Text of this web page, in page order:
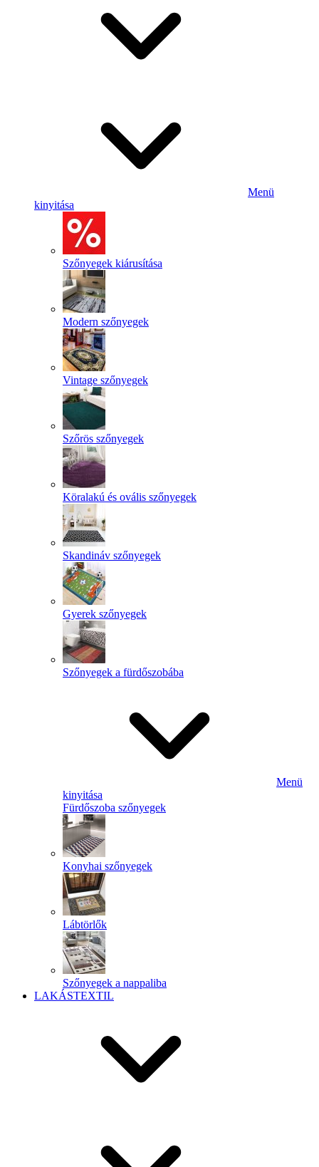
Menü
kinyitása
Szőnyegek kiárusítása
Modern szőnyegek
Vintage szőnyegek
Szőrös szőnyegek
Köralakú és ovális szőnyegek
Skandináv szőnyegek
Gyerek szőnyegek
Szőnyegek a fürdőszobába
Menü
kinyitása
Fürdőszoba szőnyegek
Konyhai szőnyegek
Lábtörlők
Szőnyegek a nappaliba
LAKÁSTEXTIL